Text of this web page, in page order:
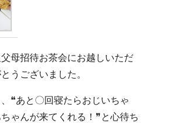
母招待お茶会にお越しいただ
うございました。
❝あと〇回寝たらおじいちゃ
ゃんが来てくれる！❞と心待ち